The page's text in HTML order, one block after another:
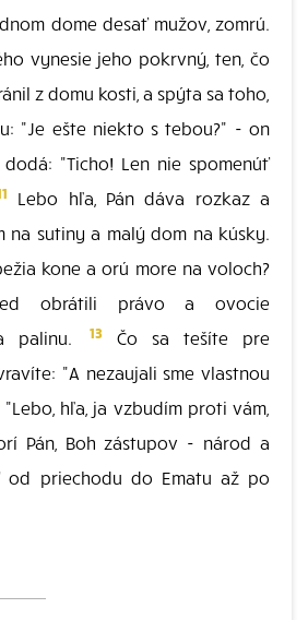
dome desať mužov, zomrú.
vynesie jeho pokrvný, ten, čo
z domu kosti, a spýta sa toho,
"Je ešte niekto s tebou?" - on
"Ticho! Len nie spomenúť
Lebo hľa, Pán dáva rozkaz a
na sutiny a malý dom na kúsky.
kone a orú more na voloch?
obrátili právo a ovocie
palinu.
13 Čo sa tešíte pre
"A nezaujali sme vlastnou
"Lebo, hľa, ja vzbudím proti vám,
Pán, Boh zástupov - národ a
od priechodu do Ematu až po